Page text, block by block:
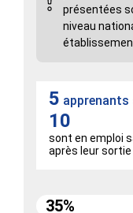
présentées
niveau
5
10
sont en emploi
après leur
35%